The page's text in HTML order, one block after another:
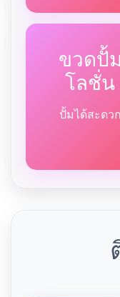
ขวดปั้ม
โลชั่น
ปั้มได้สะดวก